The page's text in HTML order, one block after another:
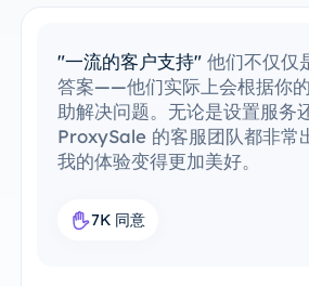
"轻松集成现有工具"我已经轻
ProxySale 集成到我的现有工
置过程非常简单直观，我能够
一切。ProxySale 与我现有工
其变得异常方便和高效。这是